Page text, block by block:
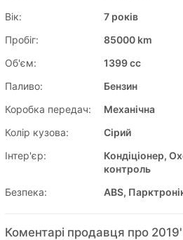
Вік:
7 років
Пробіг:
85000 km
Об'єм:
1399 cc
Паливо:
Бензин
Коробка передач:
Механічна
Колір кузова:
Сірий
Інтер'єр:
Кондіціонер,
контроль
Безпека:
ABS,
Коментарі продавця про